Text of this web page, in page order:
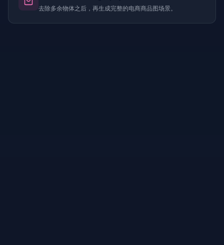
去除多余物体之后，再生成完整的电商商品图场景。